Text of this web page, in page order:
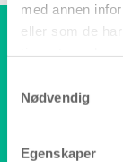
med annen
eller som de
Nødvendig
Egenskaper
Vi